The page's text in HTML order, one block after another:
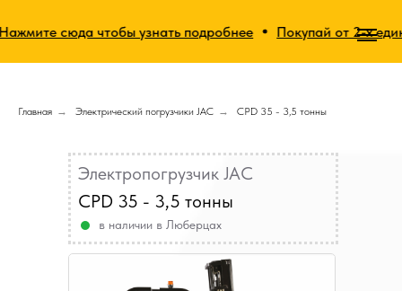
сюда чтобы узнать подробнее Покупай от 2-х единиц
Главная → Электрический погрузчики JAC → CPD 35 - 3,5 тонны
Электропогрузчик JAC
CPD 35 - 3,5 тонны
в наличии в Люберцах